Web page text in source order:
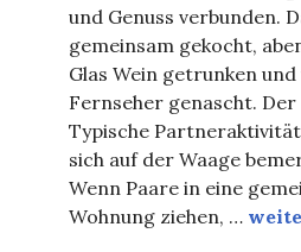
und Genuss verbunden.
gemeinsam gekocht,
Glas Wein getrunken
Fernseher genascht.
Typische
sich auf der Waage
Wenn Paare in eine
Wohnung ziehen, …